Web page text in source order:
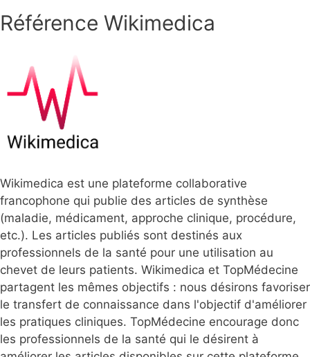
Référence Wikimedica
Wikimedica est une plateforme collaborative
francophone qui publie des articles de synthèse
(maladie, médicament, approche clinique, procédure,
etc.). Les articles publiés sont destinés aux
professionnels de la santé pour une utilisation au
chevet de leurs patients. Wikimedica et TopMédecine
partagent les mêmes objectifs : nous désirons favoriser
le transfert de connaissance dans l'objectif d'améliorer
les pratiques cliniques. TopMédecine encourage donc
les professionnels de la santé qui le désirent à